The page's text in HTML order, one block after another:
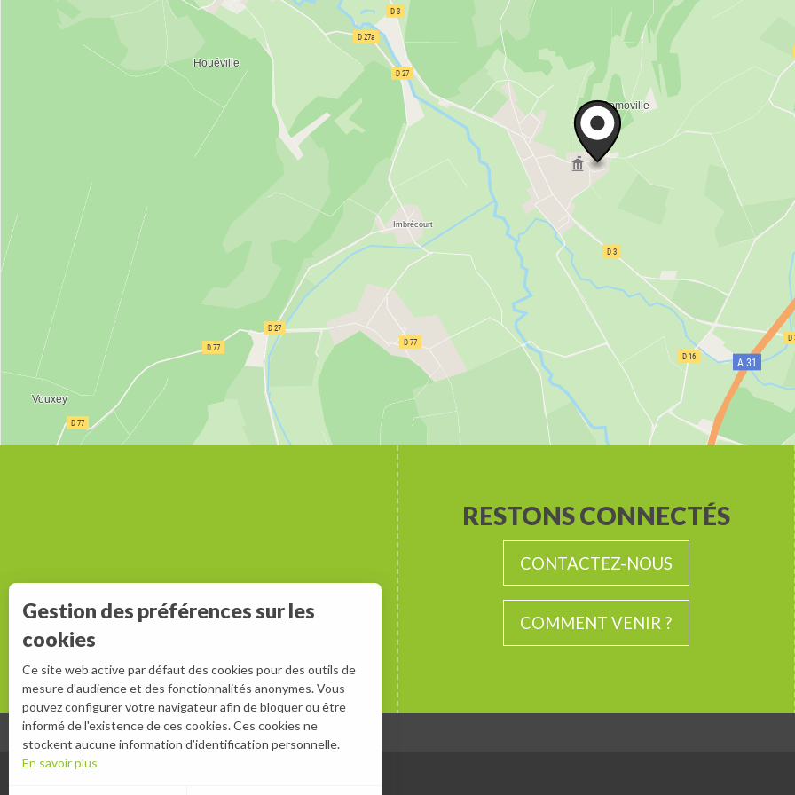
RESTONS CONNECTÉS
CONTACTEZ-NOUS
COMMENT VENIR ?
Gestion des préférences sur les
cookies
Ce site web active par défaut des cookies pour des outils de
mesure d'audience et des fonctionnalités anonymes. Vous
pouvez configurer votre navigateur afin de bloquer ou être
informé de l'existence de ces cookies. Ces cookies ne
stockent aucune information d’identification personnelle.
En savoir plus